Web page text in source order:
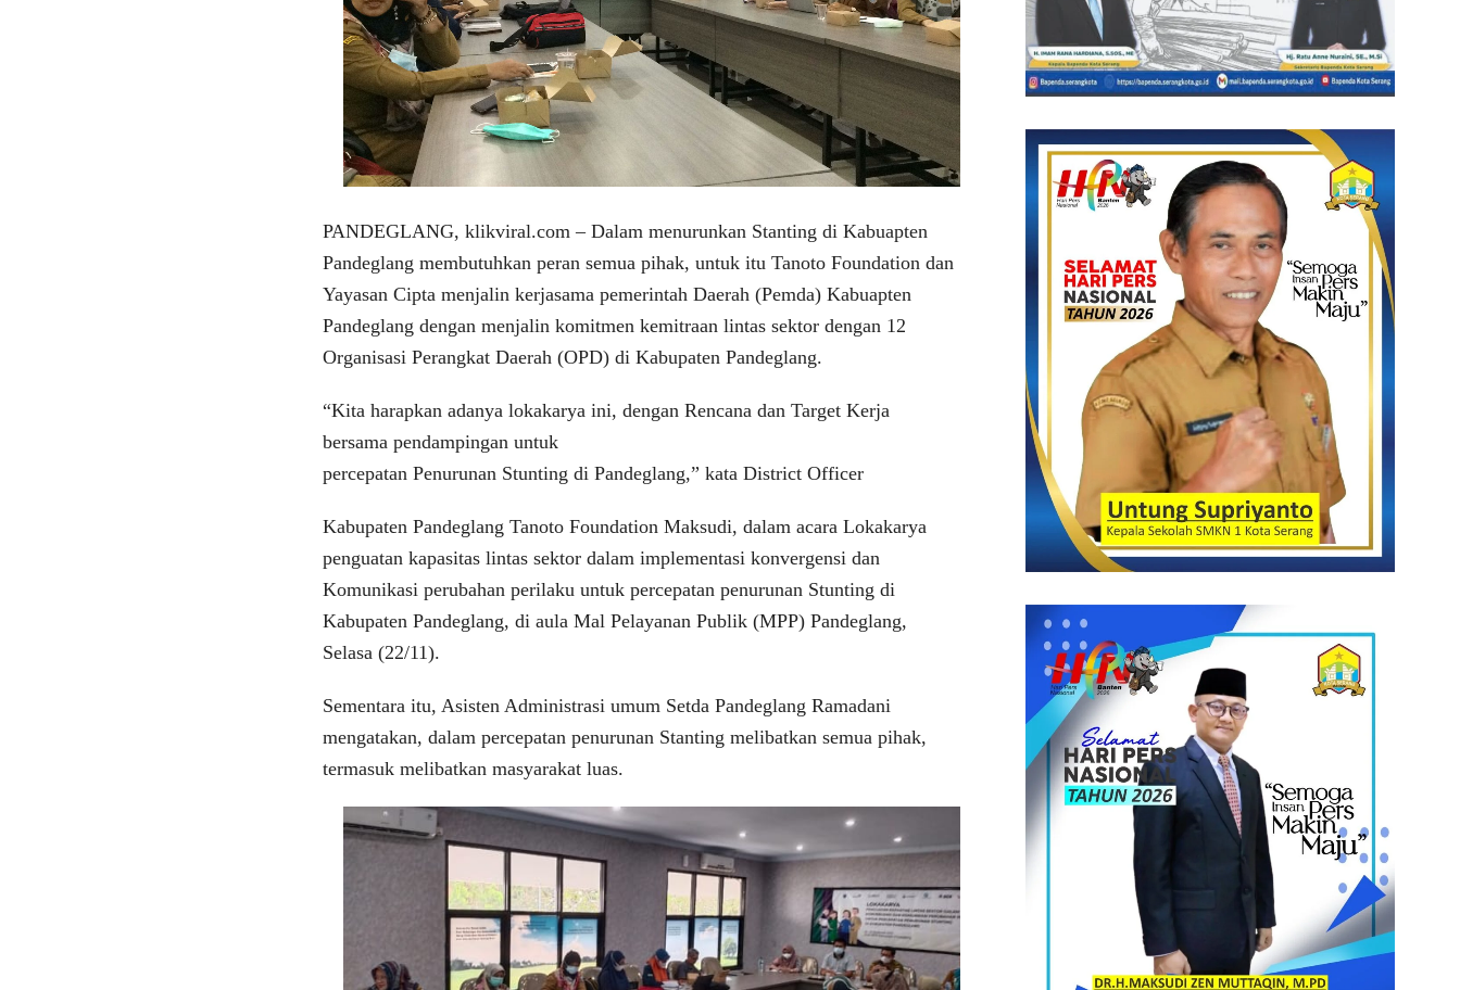
PANDEGLANG, klikviral.com – Dalam menurunkan Stanting di Kabuapten
Pandeglang membutuhkan peran semua pihak, untuk itu Tanoto Foundation dan
Yayasan Cipta menjalin kerjasama pemerintah Daerah (Pemda) Kabuapten
Pandeglang dengan menjalin komitmen kemitraan lintas sektor dengan 12
Organisasi Perangkat Daerah (OPD) di Kabupaten Pandeglang.
“Kita harapkan adanya lokakarya ini, dengan Rencana dan Target Kerja
bersama pendampingan untuk
percepatan Penurunan Stunting di Pandeglang,” kata District Officer
Kabupaten Pandeglang Tanoto Foundation Maksudi, dalam acara Lokakarya
penguatan kapasitas lintas sektor dalam implementasi konvergensi dan
Komunikasi perubahan perilaku untuk percepatan penurunan Stunting di
Kabupaten Pandeglang, di aula Mal Pelayanan Publik (MPP) Pandeglang,
Selasa (22/11).
Sementara itu, Asisten Administrasi umum Setda Pandeglang Ramadani
mengatakan, dalam percepatan penurunan Stanting melibatkan semua pihak,
termasuk melibatkan masyarakat luas.